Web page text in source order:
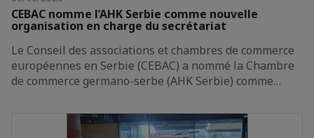
CEBAC nomme l’AHK Serbie comme nouvelle
organisation en charge du secrétariat
Le Conseil des associations et chambres de commerce
européennes en Serbie (CEBAC) a nommé la Chambre
de commerce germano-serbe (AHK Serbie) comme…